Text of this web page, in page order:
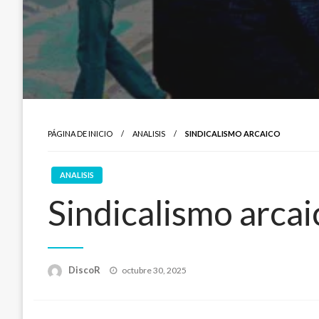
PÁGINA DE INICIO ANALISIS SINDICALISMO ARCAICO
ANALISIS
Sindicalismo
DiscoR
Publicado
octubre 30, 2025